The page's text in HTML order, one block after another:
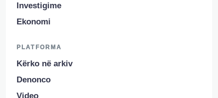
Investigime
Ekonomi
PLATFORMA
Kërko në arkiv
Denonco
Video